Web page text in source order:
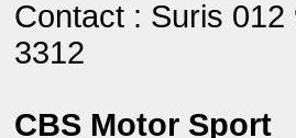
Contact : Suris 012
3312
CBS Motor Sport